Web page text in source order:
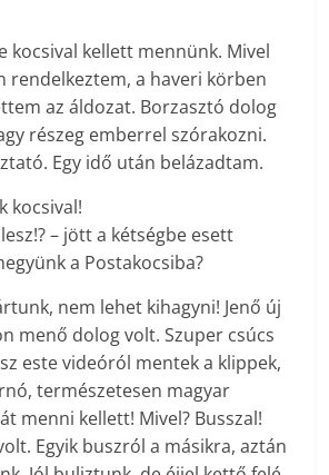
kocsival kellett mennünk. Mivel
rendelkeztem, a haveri körben
az áldozat. Borzasztó dolog
részeg emberrel szórakozni.
Egy idő után belázadtam.
kocsival!
– jött a kétségbe esett
a Postakocsiba?
nem lehet kihagyni! Jenő új
menő dolog volt. Szuper csúcs
este videóról mentek a klippek,
természetesen magyar
menni kellett! Mivel? Busszal!
Egyik buszról a másikra, aztán